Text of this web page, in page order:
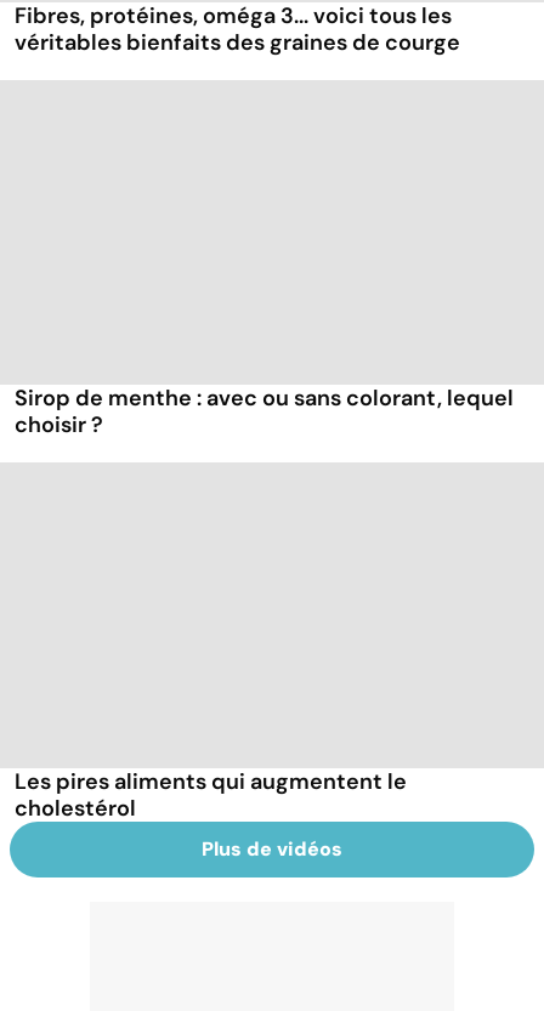
Fibres, protéines, oméga 3... voici tous les
véritables bienfaits des graines de courge
Sirop de menthe : avec ou sans colorant, lequel
choisir ?
Les pires aliments qui augmentent le
cholestérol
Plus de vidéos